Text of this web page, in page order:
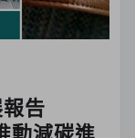
告
動減碳進